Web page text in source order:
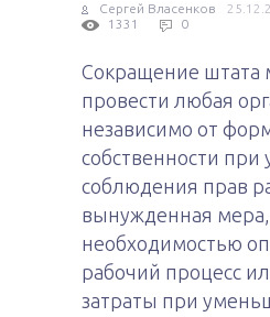
Сергей Власенков
1331
0
Сокращение штата
провести любая
независимо от
собственности при
соблюдения прав
вынужденная
необходимостью
рабочий процесс
затраты при